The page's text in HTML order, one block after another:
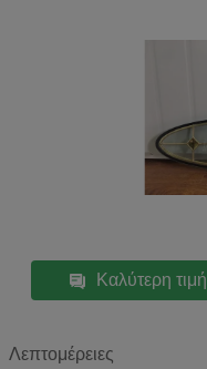
Καλύτερη τιμή
Λεπτομέρειες